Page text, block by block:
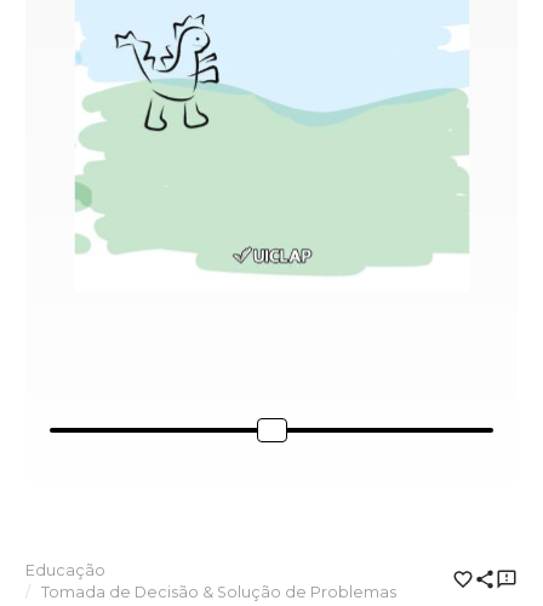
Educação
Tomada de Decisão & Solução de Problemas